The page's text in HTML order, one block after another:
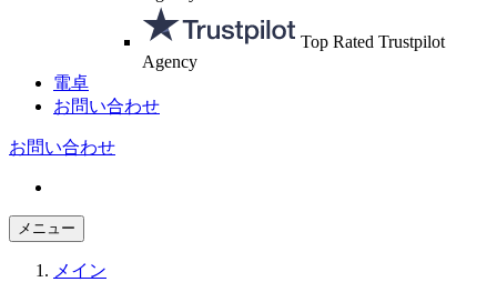
Top Rated Trustpilot
Agency
電卓
お問い合わせ
お問い合わせ
メニュー
メイン